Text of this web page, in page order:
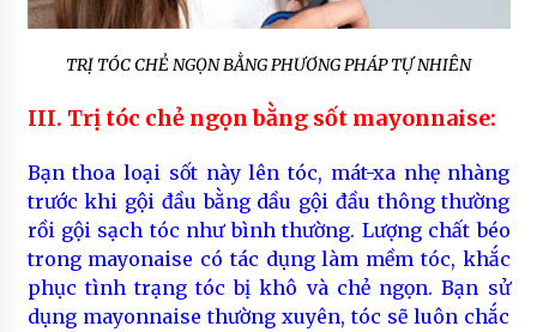
TRỊ TÓC CHẺ NGỌN BẰNG PHƯƠNG PHÁP TỰ NHIÊN
III. Trị tóc chẻ ngọn bằng sốt mayonnaise:
Bạn thoa loại sốt này lên tóc, mát-xa nhẹ nhàng
trước khi gội đầu bằng dầu gội đầu thông thường
rồi gội sạch tóc như bình thường. Lượng chất béo
trong mayonaise có tác dụng làm mềm tóc, khắc
phục tình trạng tóc bị khô và chẻ ngọn. Bạn sử
dụng mayonnaise thường xuyên, tóc sẽ luôn chắc